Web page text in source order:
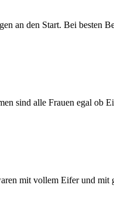
an den Start. Bei besten
sind alle Frauen egal ob
mit vollem Eifer und mit